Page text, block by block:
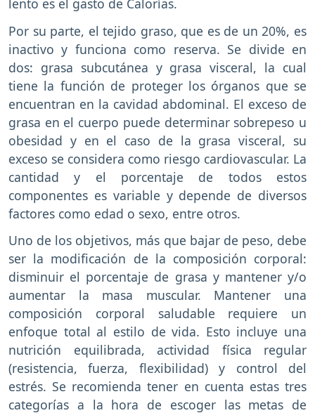
lento es el gasto de Calorías.
Por su parte, el tejido graso, que es de un 20%, es
inactivo y funciona como reserva. Se divide en
dos: grasa subcutánea y grasa visceral, la cual
tiene la función de proteger los órganos que se
encuentran en la cavidad abdominal. El exceso de
grasa en el cuerpo puede determinar sobrepeso u
obesidad y en el caso de la grasa visceral, su
exceso se considera como riesgo cardiovascular. La
cantidad y el porcentaje de todos estos
componentes es variable y depende de diversos
factores como edad o sexo, entre otros.
Uno de los objetivos, más que bajar de peso, debe
ser la modificación de la composición corporal:
disminuir el porcentaje de grasa y mantener y/o
aumentar la masa muscular. Mantener una
composición corporal saludable requiere un
enfoque total al estilo de vida. Esto incluye una
nutrición equilibrada, actividad física regular
(resistencia, fuerza, flexibilidad) y control del
estrés. Se recomienda tener en cuenta estas tres
categorías a la hora de escoger las metas de